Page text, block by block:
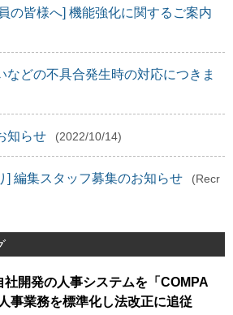
の皆様へ] 機能強化に関するご案内
などの不具合発生時の対応につきま
知らせ (2022/10/14)
] 編集スタッフ募集のお知らせ
(Recr
社開発の人事システムを「COMPA
事業務を標準化し法改正に追従